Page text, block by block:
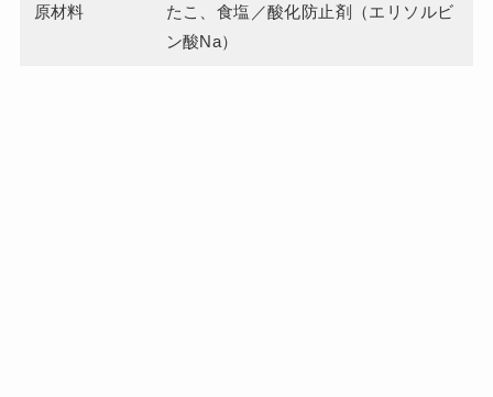
原材料
たこ、食塩／酸化防止剤（エリソルビ
ン酸Na）